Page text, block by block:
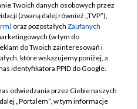
TVP
prywatności
zgody
Twoich danych osobowych przez
(zwaną dalej również „TVP”),
oraz pozostałych Zaufanych
(w tym do
do Twoich zainteresowań i
które wskazujemy poniżej, a
identyfikatora PPID do Google.
odwiedzania przez Ciebie naszych
„Portalem”, w tym informacje